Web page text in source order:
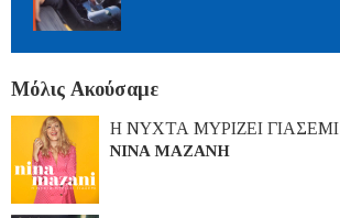
Μόλις Ακούσαμε
Η ΝΥΧΤΑ ΜΥΡΙΖΕΙ ΓΙΑΣΕΜΙ
ΝΙΝΑ ΜΑΖΑΝΗ